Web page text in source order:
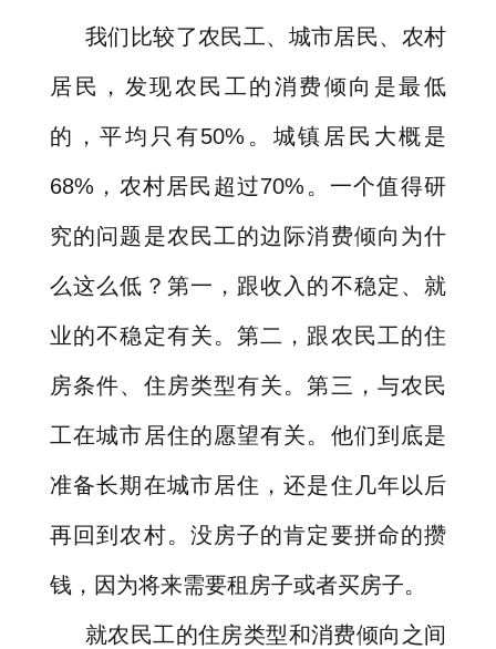
我们比较了农民工、城市居民、农村
居民，发现农民工的消费倾向是最低
的，平均只有50% 。城镇居民大概是
68% ，农村居民超过70% 。一个值得研
究的问题是农民工的边际消费倾向为什
么这么低？第一，跟收入的不稳定、就
业的不稳定有关。第二，跟农民工的住
房条件、住房类型有关。第三，与农民
工在城市居住的愿望有关。他们到底是
准备长期在城市居住，还是住几年以后
再回到农村。没房子的肯定要拼命的攒
钱，因为将来需要租房子或者买房子。
就农民工的住房类型和消费倾向之间